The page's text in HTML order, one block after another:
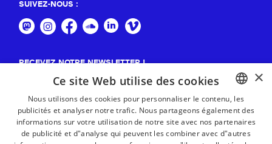
SUIVEZ-NOUS :
RECEVEZ NOTRE NEWSLETTER !
BASQUE
FRENCH
×
Ce site Web utilise des cookies
Nous utilisons des cookies pour personnaliser le contenu, les
publicités et analyser notre trafic. Nous partageons également des
informations sur votre utilisation de notre site avec nos partenaires
de publicité et d"analyse qui peuvent les combiner avec d"autres